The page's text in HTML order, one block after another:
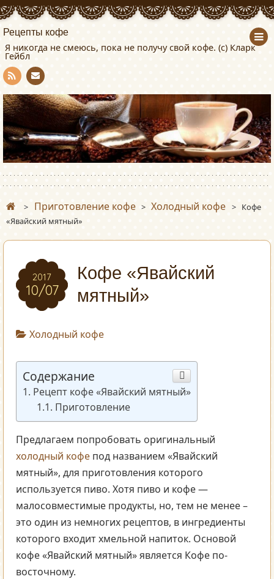
Рецепты кофе
Я никогда не смеюсь, пока не получу свой кофе. (с) Кларк
Гейбл
RSS Con
tact
> Приготовление кофе > Холодный кофе > Кофе
«Явайский мятный»
2017
10/07
Кофе «Явайский
мятный»
Холодный кофе
Содержание
Рецепт кофе «Явайский мятный»
Приготовление
Предлагаем попробовать оригинальный
холодный кофе под названием «Явайский
мятный», для приготовления которого
используется пиво. Хотя пиво и кофе —
малосовместимые продукты, но, тем не менее –
это один из немногих рецептов, в ингредиенты
которого входит хмельной напиток. Основой
кофе «Явайский мятный» является Кофе по-
восточному.